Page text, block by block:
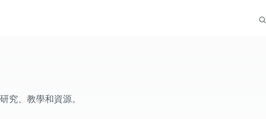
究、教學和資源。